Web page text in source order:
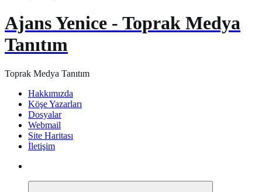
Ajans Yenice - Toprak Medya
Tanıtım
Toprak Medya Tanıtım
Hakkımızda
Köşe Yazarları
Dosyalar
Webmail
Site Haritası
İletişim